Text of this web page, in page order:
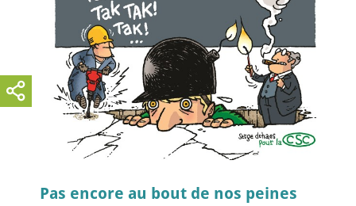
Pas encore au bout de nos peines